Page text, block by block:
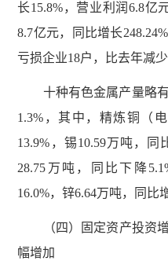
长15.8%，营业利润6.8亿
8.7亿元，同比增长
亏损企业18户，比去年减
十种有色金属产量略有
1.3%，其中，精炼铜（
13.9%，锡10.59万吨，同
28.75万吨，同比下降
16.0%，锌6.64万吨，同比
（四）固定资产投资增
幅增加